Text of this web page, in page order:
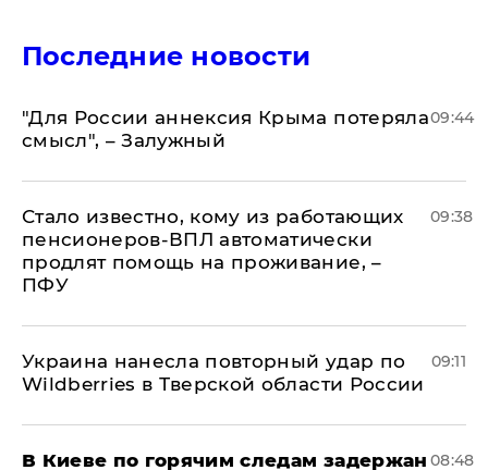
Последние новости
"Для России аннексия Крыма потеряла
смысл", – Залужный
09:44
Стало известно, кому из работающих
пенсионеров-ВПЛ автоматически
продлят помощь на проживание, –
ПФУ
09:38
Украина нанесла повторный удар по
Wildberries в Тверской области России
09:11
В Киеве по горячим следам задержан 08:48